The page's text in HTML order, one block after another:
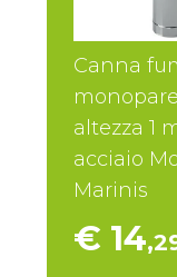
Canna
altezza 1
acciaio
Marinis
€ 14